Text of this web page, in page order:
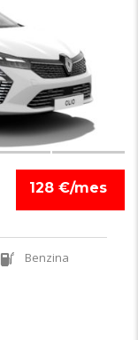
128 €/mes
Benzina